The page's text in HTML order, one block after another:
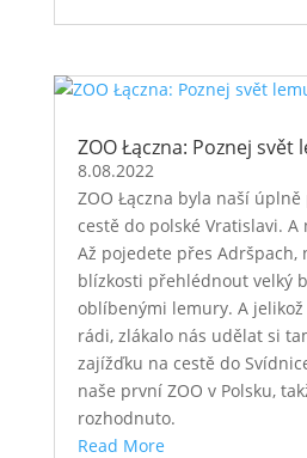
ZOO Łączna: Poznej svět
8.08.2022
ZOO Łączna byla naší
cestě do polské Vratislavi.
Až pojedete přes Adršpach,
blízkosti přehlédnout velký
oblíbenými lemury. A
rádi, zlákalo nás udělat si
zajížďku na cestě do
naše první ZOO v Polsku,
rozhodnuto.
Read More